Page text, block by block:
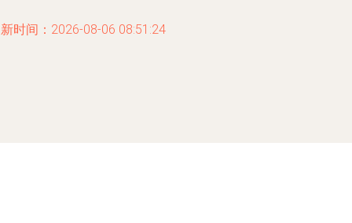
时间：2026-08-06 08:51:24